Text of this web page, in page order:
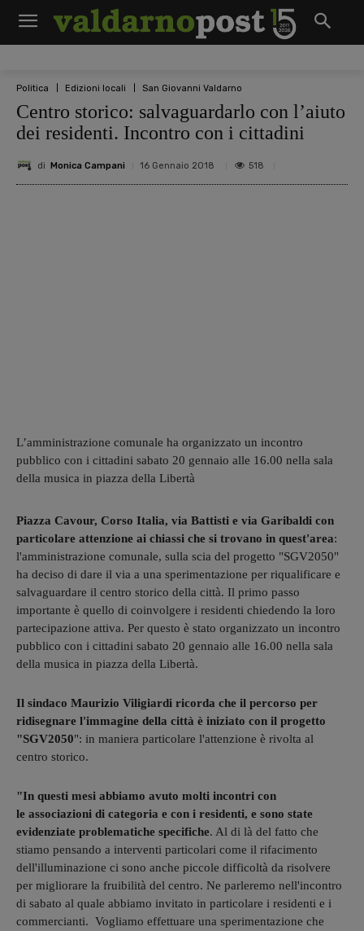
Politica Edizioni locali San Giovanni Valdarno
Centro storico: salvaguardarlo con l’aiuto
dei residenti. Incontro con i cittadini
di Monica Campani 16 Gennaio 2018 518
L’amministrazione comunale ha organizzato un incontro
pubblico con i cittadini sabato 20 gennaio alle 16.00 nella sala
della musica in piazza della Libertà
Piazza Cavour, Corso Italia, via Battisti e via Garibaldi con
particolare attenzione ai chiassi che si trovano in quest'area:
l'amministrazione comunale, sulla scia del progetto "SGV2050"
ha deciso di dare il via a una sperimentazione per riqualificare e
salvaguardare il centro storico della città. Il primo passo
importante è quello di coinvolgere i residenti chiedendo la loro
partecipazione attiva. Per questo è stato organizzato un incontro
pubblico con i cittadini sabato 20 gennaio alle 16.00 nella sala
della musica in piazza della Libertà.
Il sindaco Maurizio Viligiardi ricorda che il percorso per
ridisegnare l'immagine della città è iniziato con il progetto
"SGV2050": in maniera particolare l'attenzione è rivolta al
centro storico.
"In questi mesi abbiamo avuto molti incontri con
le associazioni di categoria e con i residenti, e sono state
evidenziate problematiche specifiche. Al di là del fatto che
stiamo pensando a interventi particolari come il rifacimento
dell'illuminazione ci sono anche piccole difficoltà da risolvere
per migliorare la fruibilità del centro. Ne parleremo nell'incontro
di sabato al quale abbiamo invitato in particolare i residenti e i
commercianti. Vogliamo effettuare una sperimentazione che